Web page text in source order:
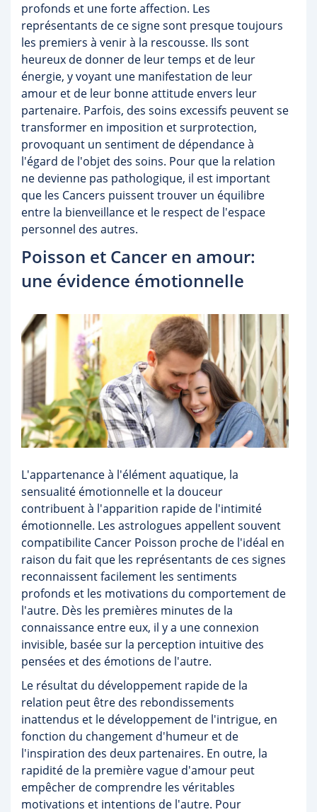
profonds et une forte affection. Les
représentants de ce signe sont presque toujours
les premiers à venir à la rescousse. Ils sont
heureux de donner de leur temps et de leur
énergie, y voyant une manifestation de leur
amour et de leur bonne attitude envers leur
partenaire. Parfois, des soins excessifs peuvent se
transformer en imposition et surprotection,
provoquant un sentiment de dépendance à
l'égard de l'objet des soins. Pour que la relation
ne devienne pas pathologique, il est important
que les Cancers puissent trouver un équilibre
entre la bienveillance et le respect de l'espace
personnel des autres.
Poisson et Cancer en amour:
une évidence émotionnelle
L'appartenance à l'élément aquatique, la
sensualité émotionnelle et la douceur
contribuent à l'apparition rapide de l'intimité
émotionnelle. Les astrologues appellent souvent
compatibilite Cancer Poisson proche de l'idéal en
raison du fait que les représentants de ces signes
reconnaissent facilement les sentiments
profonds et les motivations du comportement de
l'autre. Dès les premières minutes de la
connaissance entre eux, il y a une connexion
invisible, basée sur la perception intuitive des
pensées et des émotions de l'autre.
Le résultat du développement rapide de la
relation peut être des rebondissements
inattendus et le développement de l'intrigue, en
fonction du changement d'humeur et de
l'inspiration des deux partenaires. En outre, la
rapidité de la première vague d'amour peut
empêcher de comprendre les véritables
motivations et intentions de l'autre. Pour